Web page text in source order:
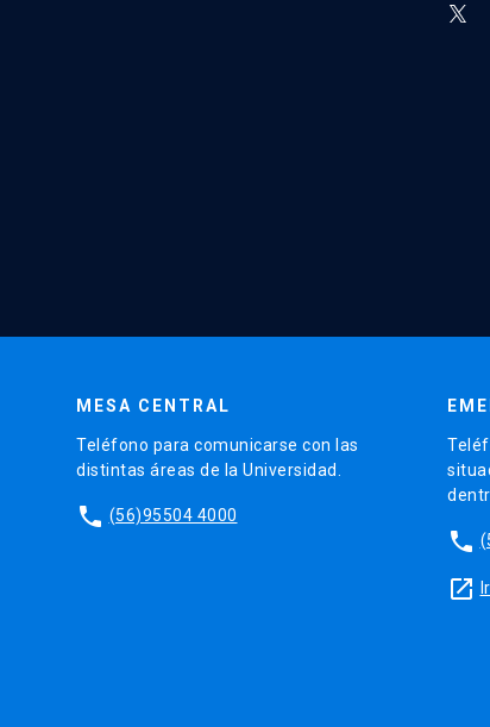
MESA CENTRAL
Teléfono para comunicarse con las
distintas áreas de la Universidad.
phone (56)95504 4000
phone
launch